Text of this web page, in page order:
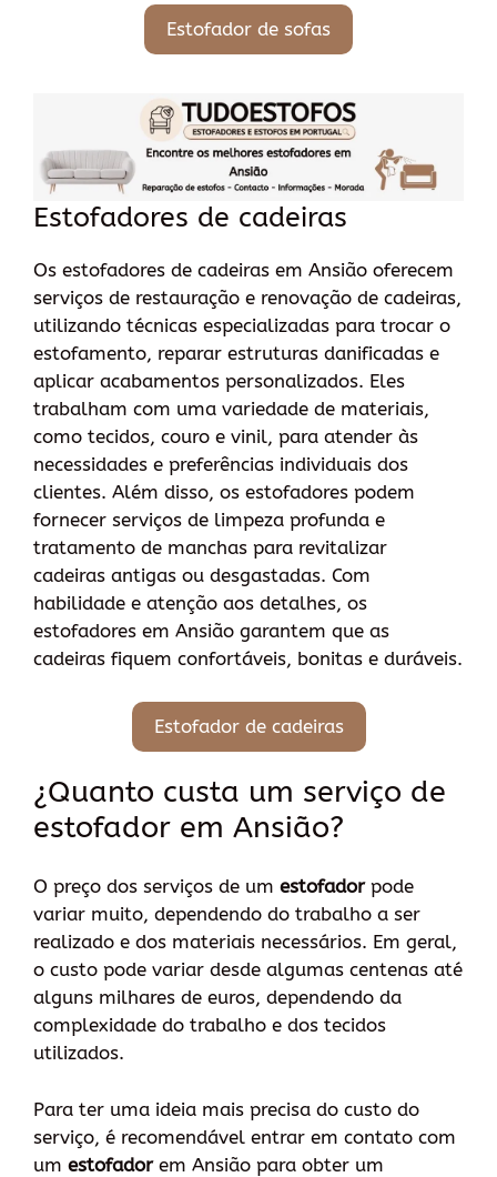
Estofador de sofas
Estofadores de cadeiras
Os estofadores de cadeiras em Ansião oferecem
serviços de restauração e renovação de cadeiras,
utilizando técnicas especializadas para trocar o
estofamento, reparar estruturas danificadas e
aplicar acabamentos personalizados. Eles
trabalham com uma variedade de materiais,
como tecidos, couro e vinil, para atender às
necessidades e preferências individuais dos
clientes. Além disso, os estofadores podem
fornecer serviços de limpeza profunda e
tratamento de manchas para revitalizar
cadeiras antigas ou desgastadas. Com
habilidade e atenção aos detalhes, os
estofadores em Ansião garantem que as
cadeiras fiquem confortáveis, bonitas e duráveis.
Estofador de cadeiras
¿Quanto custa um serviço de
estofador em Ansião?
O preço dos serviços de um estofadorpode
variar muito, dependendo do trabalho a ser
realizado e dos materiais necessários. Em geral,
o custo pode variar desde algumas centenas até
alguns milhares de euros, dependendo da
complexidade do trabalho e dos tecidos
utilizados.
Para ter uma ideia mais precisa do custo do
serviço, é recomendável entrar em contato com
um estofadorem Ansião para obter um